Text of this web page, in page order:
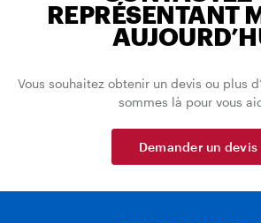
REPRÉSENTANT
Vous souhaitez obtenir un devis ou plus
sommes là pour vous
Demander un devis